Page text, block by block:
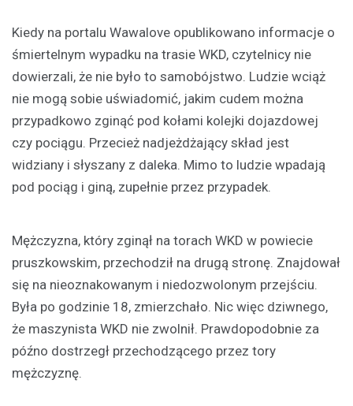
Kiedy na portalu Wawalove opublikowano informacje o
śmiertelnym wypadku na trasie WKD, czytelnicy nie
dowierzali, że nie było to samobójstwo. Ludzie wciąż
nie mogą sobie uświadomić, jakim cudem można
przypadkowo zginąć pod kołami kolejki dojazdowej
czy pociągu. Przecież nadjeżdżający skład jest
widziany i słyszany z daleka. Mimo to ludzie wpadają
pod pociąg i giną, zupełnie przez przypadek.
Mężczyzna, który zginął na torach WKD w powiecie
pruszkowskim, przechodził na drugą stronę. Znajdował
się na nieoznakowanym i niedozwolonym przejściu.
Była po godzinie 18, zmierzchało. Nic więc dziwnego,
że maszynista WKD nie zwolnił. Prawdopodobnie za
późno dostrzegł przechodzącego przez tory
mężczyznę.